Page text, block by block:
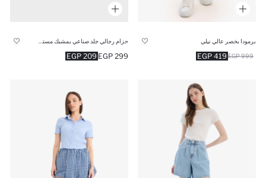
برمودا بخصر عالي نيلي
419 EGP 999 EGP
209 EGP 299 EGP